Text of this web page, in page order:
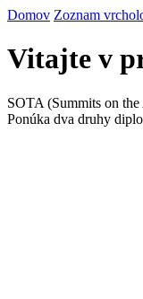
Domov Zoznam
Vitajte v
SOTA (Summits on
Ponúka dva druhy